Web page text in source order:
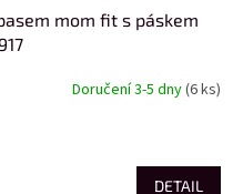
mom fit s páskem
Doručení 3-5 dny(6 ks)
DETAIL